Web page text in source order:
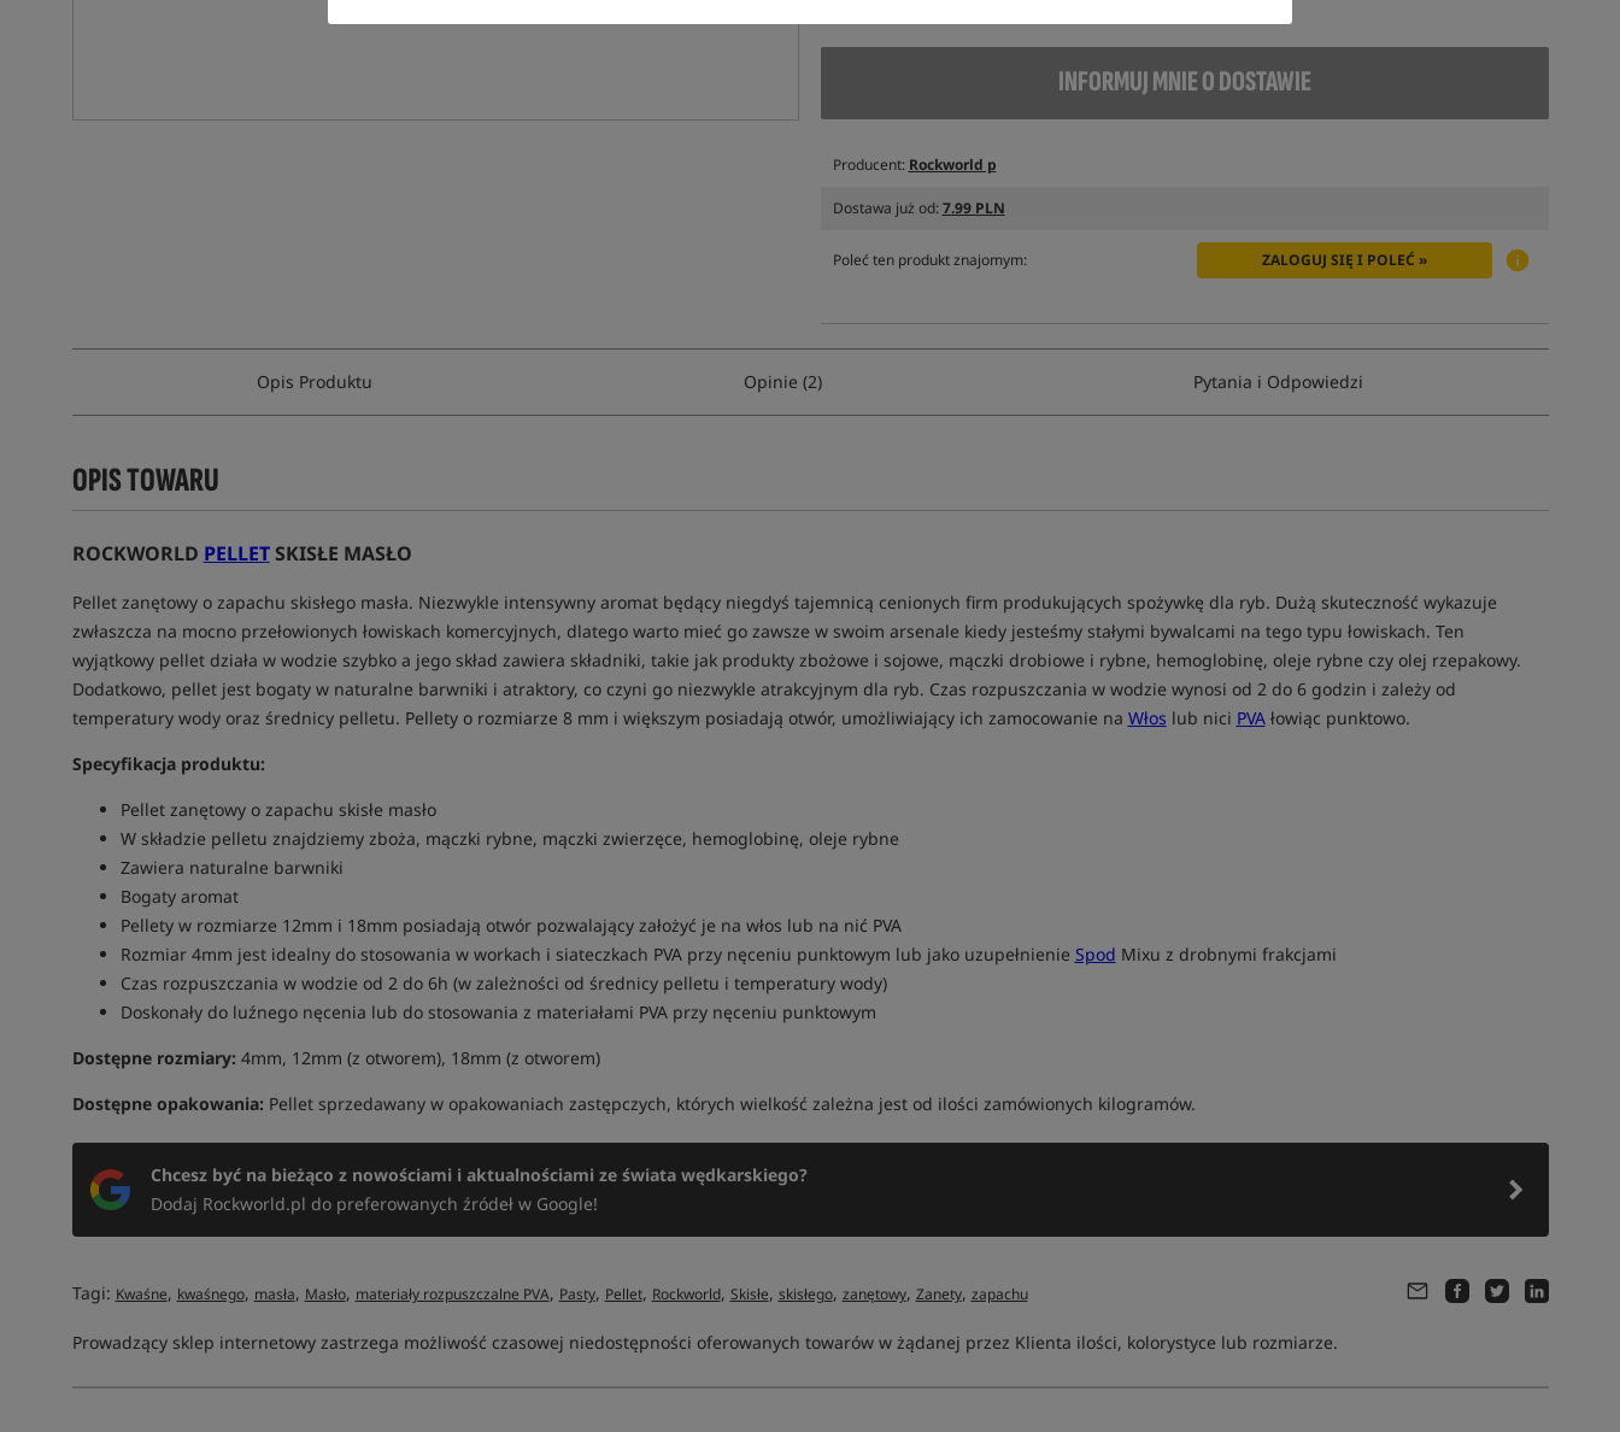
INFORMUJ MNIE O DOSTAWIE
Producent: Rockworld p
Dostawa już od:7.99 PLN
Poleć ten produkt znajomym: ZALOGUJ SIĘ I POLEĆ »
Opis Produktu Opinie (2) Pytania i Odpowiedzi
OPIS TOWARU
ROCKWORLD PELLETSKISŁE MASŁO
Pellet zanętowy o zapachu skisłego masła. Niezwykle intensywny aromat będący niegdyś tajemnicą cenionych firm produkujących spożywkę dla ryb. Dużą skuteczność wykazuje
zwłaszcza na mocno przełowionych łowiskach komercyjnych, dlatego warto mieć go zawsze w swoim arsenale kiedy jesteśmy stałymi bywalcami na tego typu łowiskach. Ten
wyjątkowy pellet działa w wodzie szybko a jego skład zawiera składniki, takie jak produkty zbożowe i sojowe, mączki drobiowe i rybne, hemoglobinę, oleje rybne czy olej rzepakowy.
Dodatkowo, pellet jest bogaty w naturalne barwniki i atraktory, co czyni go niezwykle atrakcyjnym dla ryb. Czas rozpuszczania w wodzie wynosi od 2 do 6 godzin i zależy od
temperatury wody oraz średnicy pelletu. Pellety o rozmiarze 8 mm i większym posiadają otwór, umożliwiający ich zamocowanie na Włos lub nici PVAłowiąc punktowo.
Specyfikacja produktu:
Pellet zanętowy o zapachu skisłe masło
W składzie pelletu znajdziemy zboża, mączki rybne, mączki zwierzęce, hemoglobinę, oleje rybne
Zawiera naturalne barwniki
Bogaty aromat
Pellety w rozmiarze 12mm i 18mm posiadają otwór pozwalający założyć je na włos lub na nić PVA
Rozmiar 4mm jest idealny do stosowania w workach i siateczkach PVA przy nęceniu punktowym lub jako uzupełnienie Spod Mixu z drobnymi frakcjami
Czas rozpuszczania w wodzie od 2 do 6h (w zależności od średnicy pelletu i temperatury wody)
Doskonały do luźnego nęcenia lub do stosowania z materiałami PVA przy nęceniu punktowym
Dostępne rozmiary: 4mm, 12mm (z otworem), 18mm (z otworem)
Dostępne opakowania: Pellet sprzedawany w opakowaniach zastępczych, których wielkość zależna jest od ilości zamówionych kilogramów.
Chcesz być na bieżąco z nowościami i aktualnościami ze świata wędkarskiego?
Dodaj Rockworld.pl do preferowanych źródeł w Google!
Tagi: Kwaśne, kwaśnego, masła, Masło, materiały rozpuszczalne PVA, Pasty, Pellet, Rockworld, Skisłe, skisłego, zanętowy, Zanety, zapachu
Prowadzący sklep internetowy zastrzega możliwość czasowej niedostępności oferowanych towarów w żądanej przez Klienta ilości, kolorystyce lub rozmiarze.